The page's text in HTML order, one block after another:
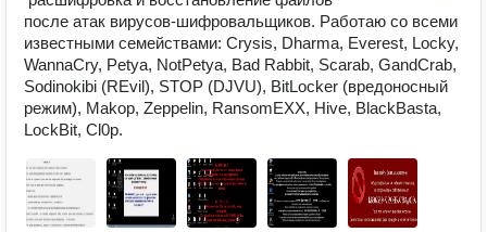
после атак вирусов-шифровальщиков. Работаю со всеми
известными семействами: Crysis, Dharma, Everest, Locky,
WannaCry, Petya, NotPetya, Bad Rabbit, Scarab, GandCrab,
Sodinokibi (REvil), STOP (DJVU), BitLocker (вредоносный
режим), Makop, Zeppelin, RansomEXX, Hive, BlackBasta,
LockBit, Cl0p.